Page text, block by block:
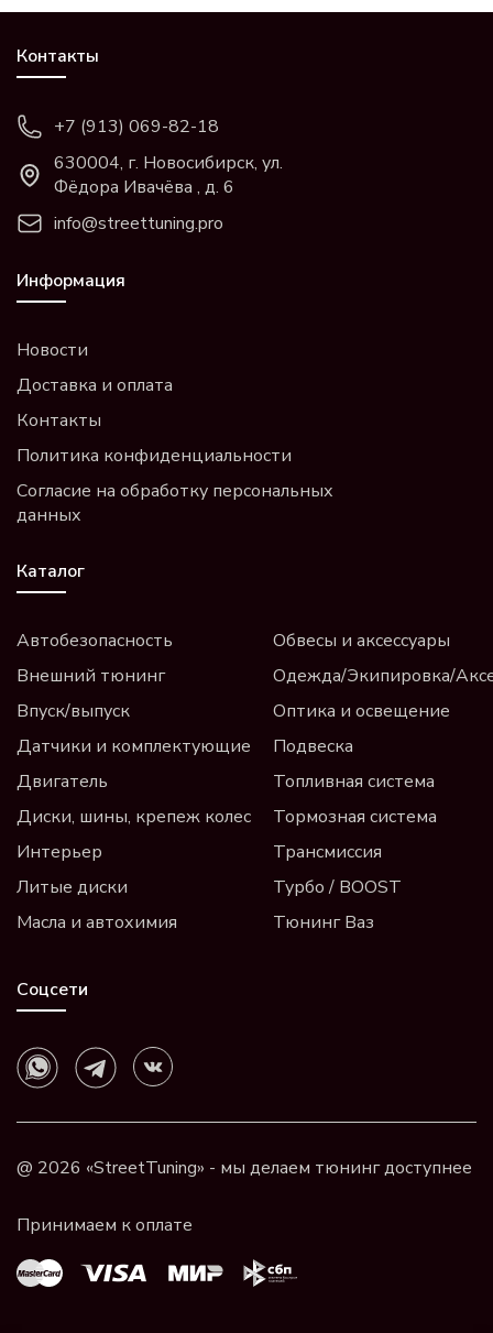
Контакты
+7 (913) 069-82-18
630004, г. Новосибирск, ул.
Фёдора Ивачёва , д. 6
info@streettuning.pro
Информация
Новости
Доставка и оплата
Контакты
Политика конфиденциальности
Согласие на обработку персональных
данных
Каталог
Автобезопасность
Внешний тюнинг
Впуск/выпуск
Датчики и комплектующие
Двигатель
Диски, шины, крепеж колес
Интерьер
Литые диски
Масла и автохимия
Обвесы и аксессуары
Одежда/Экипировка/
Оптика и освещение
Подвеска
Топливная система
Тормозная система
Трансмиссия
Турбо / BOOST
Тюнинг Ваз
Соцсети
@ 2026 «StreetTuning» - мы делаем тюнинг доступнее